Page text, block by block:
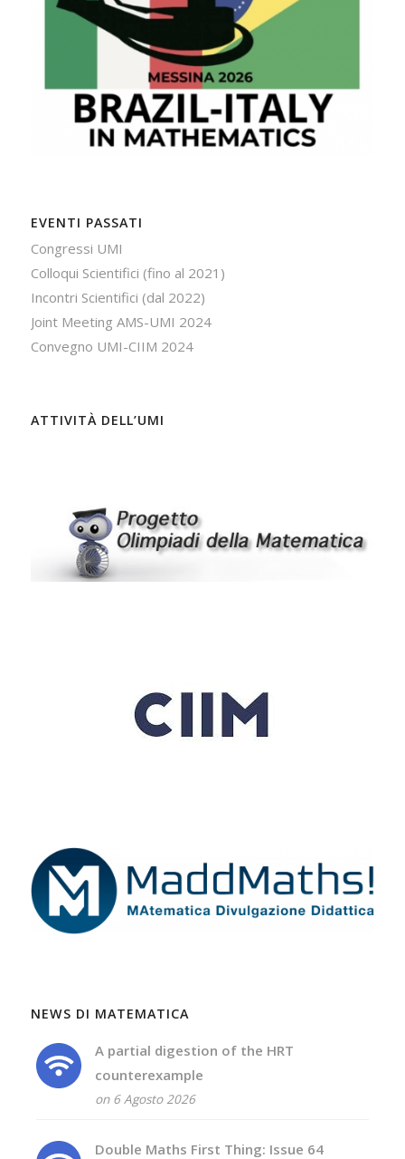
EVENTI PASSATI
Congressi UMI
Colloqui Scientifici (fino al 2021)
Incontri Scientifici (dal 2022)
Joint Meeting AMS-UMI 2024
Convegno UMI-CIIM 2024
ATTIVITÀ DELL’UMI
NEWS DI MATEMATICA
A partial digestion of the HRT
counterexample
on 6 Agosto 2026
Double Maths First Thing: Issue 64